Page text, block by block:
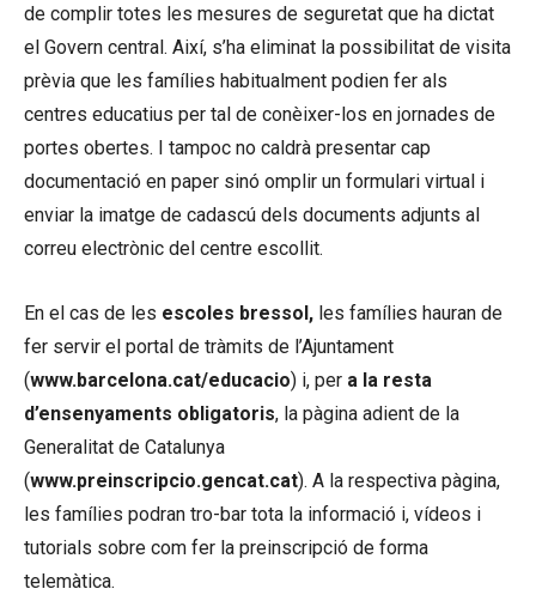
de complir totes les mesures de seguretat que ha dictat
el Govern central. Així, s’ha eliminat la possibilitat de visita
prèvia que les famílies habitualment podien fer als
centres educatius per tal de conèixer-los en jornades de
portes obertes. I tampoc no caldrà presentar cap
documentació en paper sinó omplir un formulari virtual i
enviar la imatge de cadascú dels documents adjunts al
correu electrònic del centre escollit.
En el cas de les escoles bressol, les famílies hauran de
fer servir el portal de tràmits de l’Ajuntament
(www.barcelona.cat/educacio) i, per a la resta
d’ensenyaments obligatoris, la pàgina adient de la
Generalitat de Catalunya
(www.preinscripcio.gencat.cat). A la respectiva pàgina,
les famílies podran tro-bar tota la informació i, vídeos i
tutorials sobre com fer la preinscripció de forma
telemàtica.